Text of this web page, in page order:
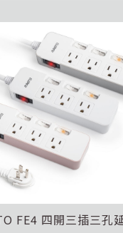
FE4 四開三插三孔